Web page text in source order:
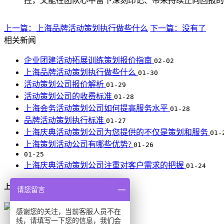
上一篇：上海品牌活动策划执行做些什么 下一篇：没有了
相关新闻
企业团建活动拓展训练策划报价指南 02-02
上海品牌活动策划执行做些什么 01-30
活动策划公司报价解析 01-29
活动策划公司的收费标准 01-28
上海会务活动策划公司如何提高服务水平 01-28
品牌活动策划执行标准 01-27
上海庆典活动策划公司为您提供的不仅是策划和服务 01-
上海策划活动公司有哪些优势? 01-26
01-25
上海庆典活动策划公司注重对客户需求的把握 01-24
上海活动策划公司
请您留言
感谢您的关注，当前客服人员不在
线，请填写一下您的信息，我们会